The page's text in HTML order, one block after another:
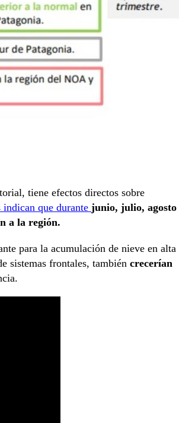
tiene efectos directos sobre
que durante junio, julio, agosto
a la región.
para la acumulación de nieve en alta
sistemas frontales, también crecerían